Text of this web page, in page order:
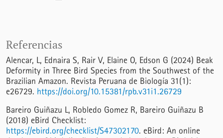
Referencias
Alencar, L, Ednaira S, Rair V, Elaine O, Edson G (2024) Beak
Deformity in Three Bird Species from the Southwest of the
Brazilian Amazon. Revista Peruana de Biología 31(1):
e26729. https://doi.org/10.15381/rpb.v31i1.26729
Bareiro Guiñazu L, Robledo Gomez R, Bareiro Guiñazu B
(2018) eBird Checklist:
https://ebird.org/checklist/S47302170. eBird: An online